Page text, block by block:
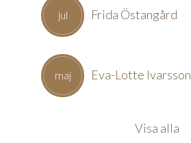
jul Frida Östangård
maj Eva-Lotte Ivarsson
Visa alla